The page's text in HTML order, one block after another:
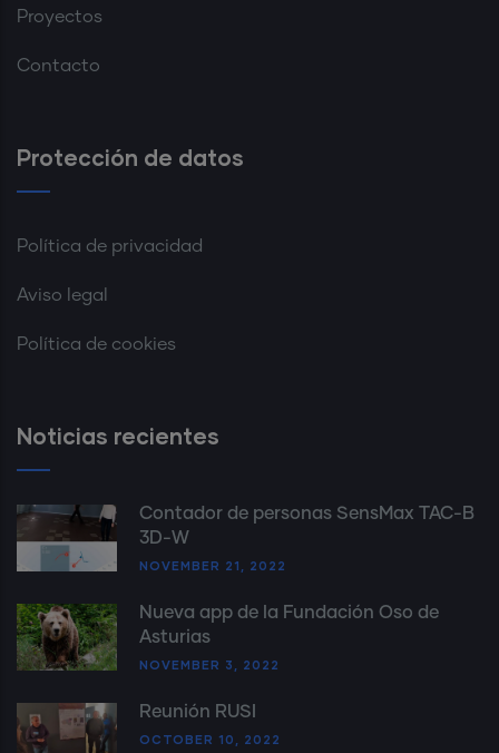
Proyectos
Contacto
Protección de datos
Política de privacidad
Aviso legal
Política de cookies
Noticias recientes
Contador de personas SensMax TAC-B
3D-W
NOVEMBER 21, 2022
Nueva app de la Fundación Oso de
Asturias
NOVEMBER 3, 2022
Reunión RUSI
OCTOBER 10, 2022